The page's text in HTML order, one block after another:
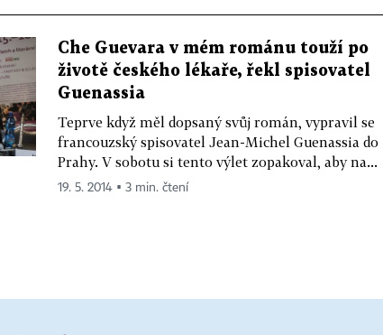
Che Guevara v mém románu touží po
životě českého lékaře, řekl spisovatel
Guenassia
Teprve když měl dopsaný svůj román, vypravil se
francouzský spisovatel Jean-Michel Guenassia do
Prahy. V sobotu si tento výlet zopakoval, aby na...
19. 5. 2014 ▪ 3 min. čtení